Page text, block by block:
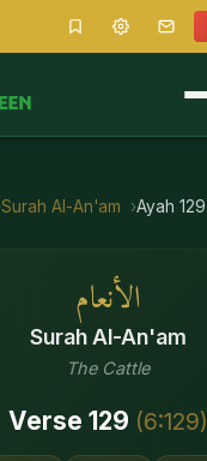
Surah Al-An'am Ayah 129
الأنعام
Surah Al-An'am
The Cattle
Verse 129 (6:129)